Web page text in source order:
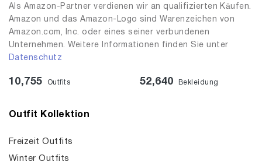
Als Amazon-Partner verdienen wir an qualifizierten Käufen.
Amazon und das Amazon-Logo sind Warenzeichen von
Amazon.com, Inc. oder eines seiner verbundenen
Unternehmen. Weitere Informationen finden Sie unter
Datenschutz
10,755 Outfits 52,640 Bekleidung
Outfit Kollektion
Freizeit Outfits
Winter Outfits